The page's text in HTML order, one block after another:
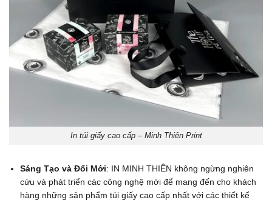
In túi giấy cao cấp – Minh Thiên Print
Sáng Tạo và Đổi Mới: IN MINH THIÊN không ngừng nghiên
cứu và phát triển các công nghệ mới để mang đến cho khách
hàng những sản phẩm túi giấy cao cấp nhất với các thiết kế